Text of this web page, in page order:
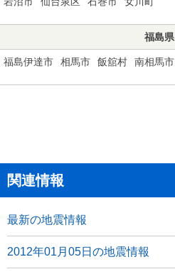
福島県
福島伊達市 相馬市 飯舘村 南相馬市
関連情報
最新の地震情報
2012年01月05日の地震情報